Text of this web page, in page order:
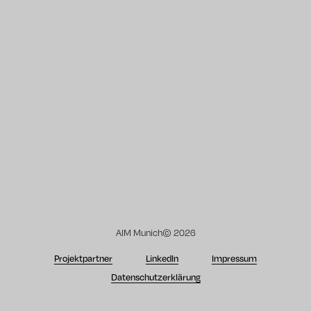
AIM Munich© 2026
Projektpartner LinkedIn
Impressum
Datenschutzerklärung